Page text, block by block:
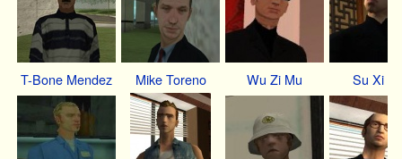
T-Bone Mendez Mike Toreno Wu Zi Mu Su Xi